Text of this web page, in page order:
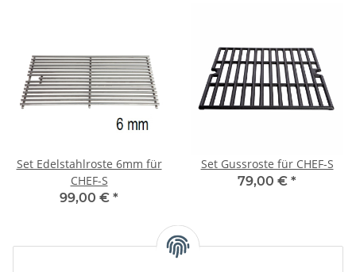
Set Edelstahlroste 6mm für
CHEF-S
99,00 € *
Set Gussroste für CHEF-S
79,00 € *